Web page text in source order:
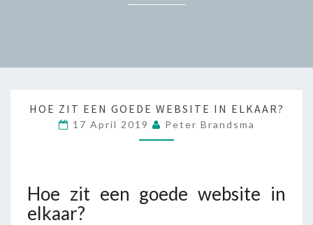
H
T
E
E
HOE ZIT EEN GOEDE WEBSITE IN ELKAAR?
17 April 2019 Peter Brandsma
Hoe zit een goede website in
elkaar?